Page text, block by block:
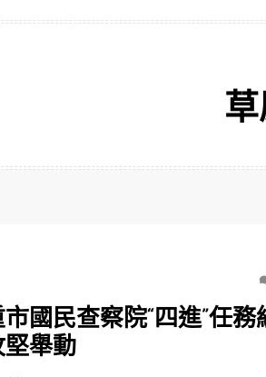
國民查察院“四進”任
舉動